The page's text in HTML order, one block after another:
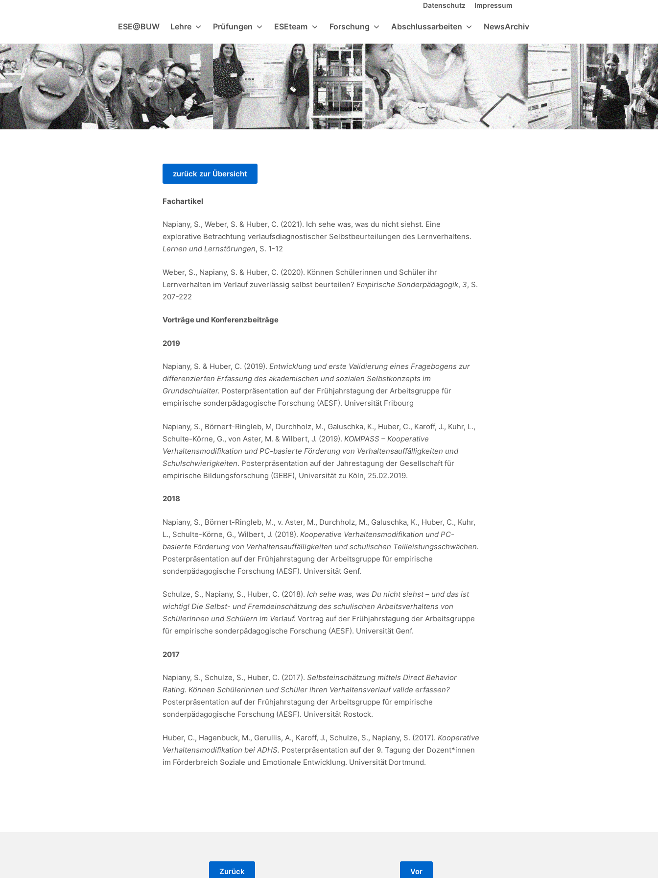
Datenschutz Impressum
ESE@BUW Lehre Prüfungen ESEteam Forschung Abschlussarbeiten NewsArchiv
zurück zur Übersicht
Fachartikel
Napiany, S., Weber, S. & Huber, C. (2021). Ich sehe was, was du nicht siehst. Eine
explorative Betrachtung verlaufsdiagnostischer Selbstbeurteilungen des Lernverhaltens.
Lernen und Lernstörungen, S. 1-12
Weber, S., Napiany, S. & Huber, C. (2020). Können Schülerinnen und Schüler ihr
Lernverhalten im Verlauf zuverlässig selbst beurteilen? Empirische Sonderpädagogik, 3, S.
207-222
Vorträge und Konferenzbeiträge
2019
Napiany, S. & Huber, C. (2019). Entwicklung und erste Validierung eines Fragebogens zur
differenzierten Erfassung des akademischen und sozialen Selbstkonzepts im
Grundschulalter. Posterpräsentation auf der Frühjahrstagung der Arbeitsgruppe für
empirische sonderpädagogische Forschung (AESF). Universität Fribourg
Napiany, S., Börnert-Ringleb, M, Durchholz, M., Galuschka, K., Huber, C., Karoff, J., Kuhr, L.,
Schulte-Körne, G., von Aster, M. & Wilbert, J. (2019). KOMPASS – Kooperative
Verhaltensmodifikation und PC-basierte Förderung von Verhaltensauffälligkeiten und
Schulschwierigkeiten. Posterpräsentation auf der Jahrestagung der Gesellschaft für
empirische Bildungsforschung (GEBF), Universität zu Köln, 25.02.2019.
2018
Napiany, S., Börnert-Ringleb, M., v. Aster, M., Durchholz, M., Galuschka, K., Huber, C., Kuhr,
L., Schulte-Körne, G., Wilbert, J. (2018). Kooperative Verhaltensmodifikation und PC-
basierte Förderung von Verhaltensauffälligkeiten und schulischen Teilleistungsschwächen.
Posterpräsentation auf der Frühjahrstagung der Arbeitsgruppe für empirische
sonderpädagogische Forschung (AESF). Universität Genf.
Schulze, S., Napiany, S., Huber, C. (2018). Ich sehe was, was Du nicht siehst – und das ist
wichtig! Die Selbst- und Fremdeinschätzung des schulischen Arbeitsverhaltens von
Schülerinnen und Schülern im Verlauf. Vortrag auf der Frühjahrstagung der Arbeitsgruppe
für empirische sonderpädagogische Forschung (AESF). Universität Genf.
2017
Napiany, S., Schulze, S., Huber, C. (2017). Selbsteinschätzung mittels Direct Behavior
Rating. Können Schülerinnen und Schüler ihren Verhaltensverlauf valide erfassen?
Posterpräsentation auf der Frühjahrstagung der Arbeitsgruppe für empirische
sonderpädagogische Forschung (AESF). Universität Rostock.
Huber, C., Hagenbuck, M., Gerullis, A., Karoff, J., Schulze, S., Napiany, S. (2017). Kooperative
Verhaltensmodifikation bei ADHS. Posterpräsentation auf der 9. Tagung der Dozent*innen
im Förderbreich Soziale und Emotionale Entwicklung. Universität Dortmund.